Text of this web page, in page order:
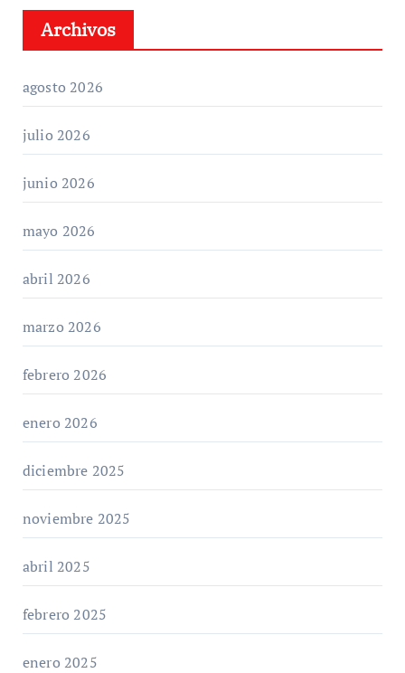
Archivos
agosto 2026
julio 2026
junio 2026
mayo 2026
abril 2026
marzo 2026
febrero 2026
enero 2026
diciembre 2025
noviembre 2025
abril 2025
febrero 2025
enero 2025